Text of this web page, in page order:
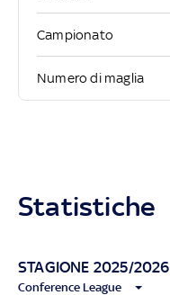
Campionato
Numero di maglia
Statistiche
STAGIONE 2025/2026
Conference League